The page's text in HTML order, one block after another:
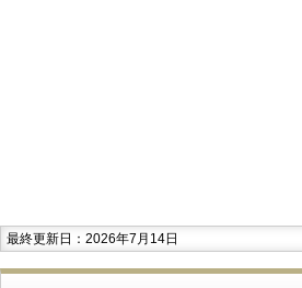
最終更新日：2026年7月14日